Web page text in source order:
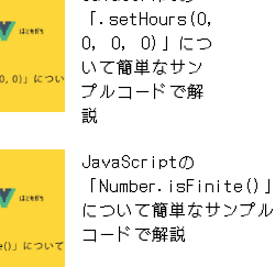
「.setHours(0,
0, 0, 0)」につ
いて簡単なサン
プルコードで解
説
JavaScriptの
「Number.isFinite()
について簡単なサンプル
コードで解説